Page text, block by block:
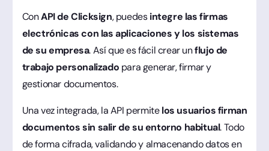
ConAPI de Clicksign, puedesintegre las firmas
electrónicas con las aplicaciones y los sistemas
de su empresa. Así que es fácil crear unflujo de
trabajo personalizado para generar, firmar y
gestionar documentos.
Una vez integrada, la API permitelos usuarios firman
documentos sin salir de su entorno habitual. Todo
de forma cifrada, validando y almacenando datos en